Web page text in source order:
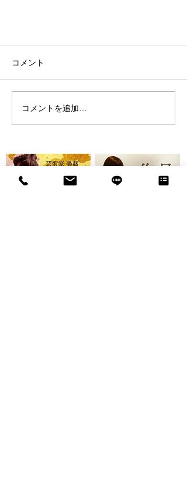
BIGEI THE WORLD V.I.P
コメント
コメントを追加…